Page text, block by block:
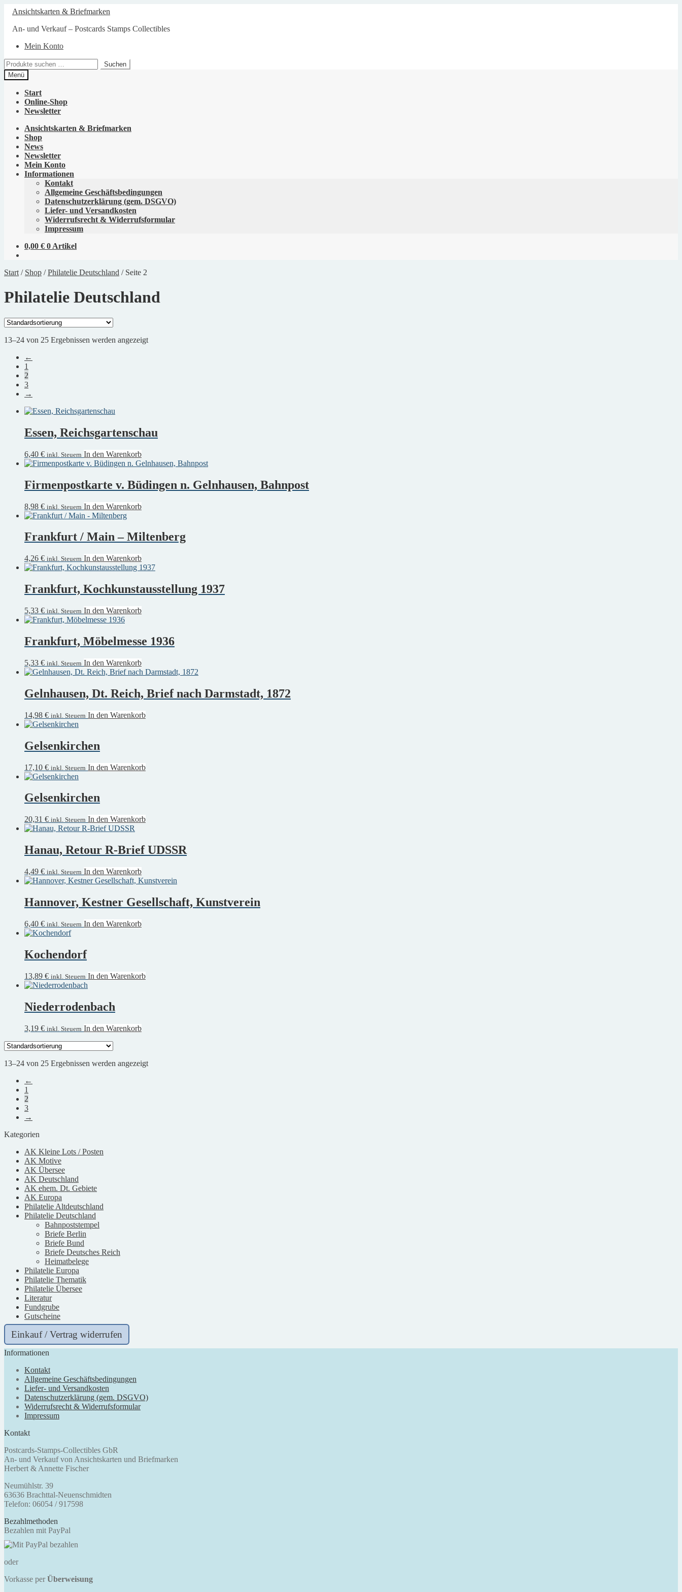
Zur
Navigation
springen
Zum
Inhalt
springen
Ansichtskarten & Briefmarken
An- und Verkauf – Postcards Stamps Collectibles
Mein Konto
Suchen
nach:
Suchen
Menü
Start
Online-Shop
Newsletter
Ansichtskarten & Briefmarken
Shop
News
Newsletter
Mein Konto
Informationen
Kontakt
Allgemeine Geschäftsbedingungen
Datenschutzerklärung (gem. DSGVO)
Liefer- und Versandkosten
Widerrufsrecht & Widerrufsformular
Impressum
0,00 € 0 Artikel
Start / Shop /Philatelie Deutschland / Seite 2
Philatelie Deutschland
13–24 von 25 Ergebnissen werden angezeigt
←
1
2
3
→
Essen, Reichsgartenschau
6,40 € inkl. Steuern In den Warenkorb
Firmenpostkarte v. Büdingen n. Gelnhausen, Bahnpost
8,98 € inkl. Steuern In den Warenkorb
Frankfurt / Main – Miltenberg
4,26 € inkl. Steuern In den Warenkorb
Frankfurt, Kochkunstausstellung 1937
5,33 € inkl. Steuern In den Warenkorb
Frankfurt, Möbelmesse 1936
5,33 € inkl. Steuern In den Warenkorb
Gelnhausen, Dt. Reich, Brief nach Darmstadt, 1872
14,98 € inkl. Steuern In den Warenkorb
Gelsenkirchen
17,10 € inkl. Steuern In den Warenkorb
Gelsenkirchen
20,31 € inkl. Steuern In den Warenkorb
Hanau, Retour R-Brief UDSSR
4,49 € inkl. Steuern In den Warenkorb
Hannover, Kestner Gesellschaft, Kunstverein
6,40 € inkl. Steuern In den Warenkorb
Kochendorf
13,89 € inkl. Steuern In den Warenkorb
Niederrodenbach
3,19 € inkl. Steuern In den Warenkorb
13–24 von 25 Ergebnissen werden angezeigt
←
1
2
3
→
Kategorien
AK Kleine Lots / Posten
AK Motive
AK Übersee
AK Deutschland
AK ehem. Dt. Gebiete
AK Europa
Philatelie Altdeutschland
Philatelie Deutschland
Bahnpoststempel
Briefe Berlin
Briefe Bund
Briefe Deutsches Reich
Heimatbelege
Philatelie Europa
Philatelie Thematik
Philatelie Übersee
Literatur
Fundgrube
Gutscheine
Einkauf / Vertrag widerrufen
Informationen
Kontakt
Allgemeine Geschäftsbedingungen
Liefer- und Versandkosten
Datenschutzerklärung (gem. DSGVO)
Widerrufsrecht & Widerrufsformular
Impressum
Kontakt
Postcards-Stamps-Collectibles GbR
An- und Verkauf von Ansichtskarten und Briefmarken
Herbert & Annette Fischer
Neumühlstr. 39
63636 Brachttal-Neuenschmidten
Telefon: 06054 / 917598
Bezahlmethoden
Bezahlen mit PayPal
oder
Vorkasse per Überweisung